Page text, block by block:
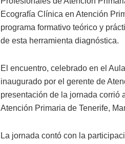
Ecografía Clínica en Atención
programa formativo teórico y
de esta herramienta diagnóstica.
El encuentro, celebrado en el
inaugurado por el gerente de
presentación de la jornada corrió
Atención Primaria de Tenerife,
La jornada contó con la